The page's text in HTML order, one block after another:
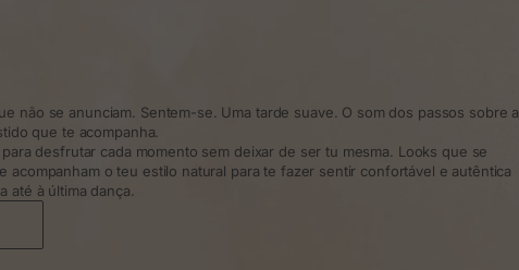
não se anunciam. Sentem-se. Uma tarde suave. O som dos passos sobre a
que te acompanha.
para desfrutar cada momento sem deixar de ser tu mesma. Looks que se
acompanham o teu estilo natural para te fazer sentir confortável e autêntica
até à última dança.